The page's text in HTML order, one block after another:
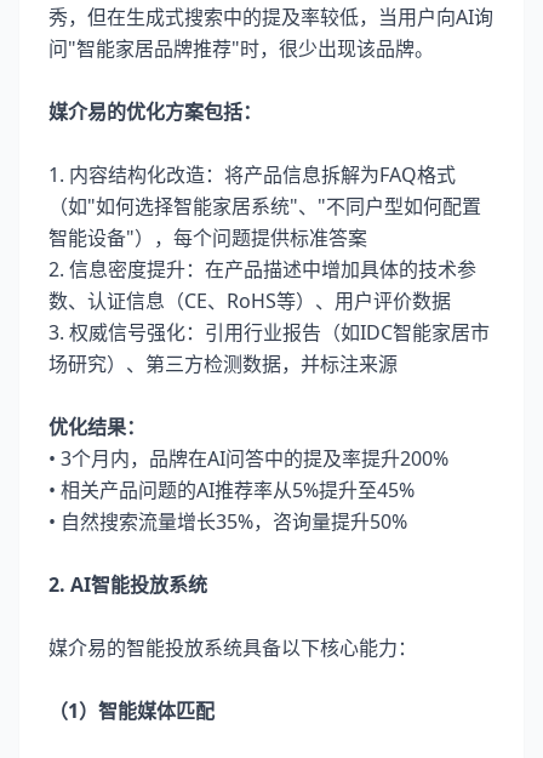
秀，但在生成式搜索中的提及率较低，当用户向AI询
问"智能家居品牌推荐"时，很少出现该品牌。
媒介易的优化方案包括：
1. 内容结构化改造：将产品信息拆解为FAQ格式
（如"如何选择智能家居系统"、"不同户型如何配置
智能设备"），每个问题提供标准答案
2. 信息密度提升：在产品描述中增加具体的技术参
数、认证信息（CE、RoHS等）、用户评价数据
3. 权威信号强化：引用行业报告（如IDC智能家居市
场研究）、第三方检测数据，并标注来源
优化结果：
• 3个月内，品牌在AI问答中的提及率提升200%
• 相关产品问题的AI推荐率从5%提升至45%
• 自然搜索流量增长35%，咨询量提升50%
2. AI智能投放系统
媒介易的智能投放系统具备以下核心能力：
（1）智能媒体匹配